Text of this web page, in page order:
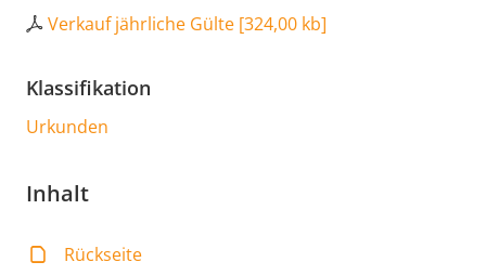
Verkauf jährliche Gülte [324,00 kb]
Klassifikation
Urkunden
Inhalt
Rückseite